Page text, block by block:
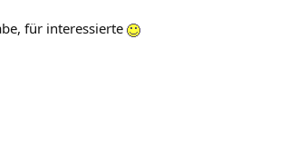
für interessierte